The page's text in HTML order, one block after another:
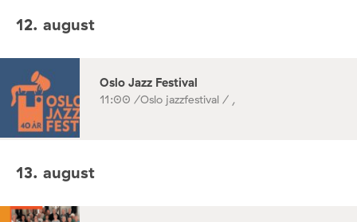
12. august
Oslo Jazz Festival
11:00 /Oslo jazzfestival / ,
13. august